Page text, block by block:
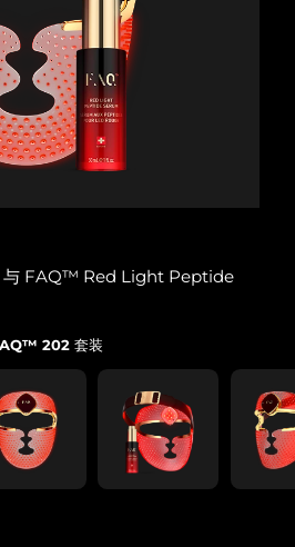
FAQ™ Red Light Peptide
202 套装